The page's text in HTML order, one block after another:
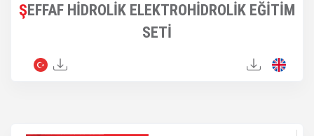
ŞEFFAF HİDROLİK ELEKTROHİDROLİK EĞİTİM
SETİ